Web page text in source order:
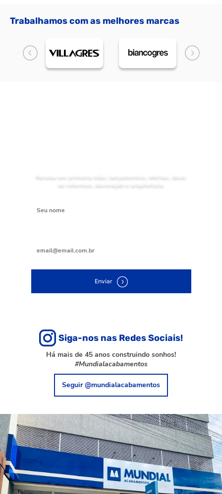
Trabalhamos com as melhores marcas
Receba em primeira mão, lançamentos, ofertas, dicas
de reformas, decoração e arquitetura.
Enviar
Siga-nos nas Redes Sociais!
Há mais de 45 anos construindo sonhos!
#Mundialacabamentos
Seguir @mundialacabamentos